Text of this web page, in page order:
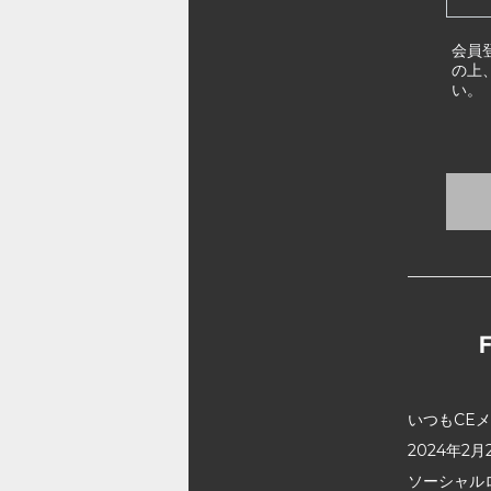
会員
の上
い。
いつもCE
2024年2月
ソーシャ